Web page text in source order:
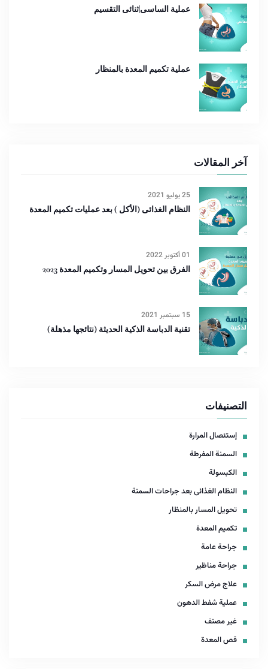
عملية الساسى|ثنائى التقسيم
عملية تكميم المعدة بالمنظار
آخر المقالات
25 يوليو 2021
النظام الغذائى (الأكل ) بعد عمليات تكميم المعدة
01 أكتوبر 2022
الفرق بين تحويل المسار وتكميم المعدة 2023
15 سبتمبر 2021
تقنية الدباسة الذكية الحديثة (نتائجها مذهلة)
التصنيفات
إستئصال المرارة
السمنة المفرطة
الكبسولة
النظام الغذائى بعد جراحات السمنة
تحويل المسار بالمنظار
تكميم المعدة
جراحة عامة
جراحة مناظير
علاج مرض السكر
عملية شفط الدهون
غير مصنف
قص المعدة